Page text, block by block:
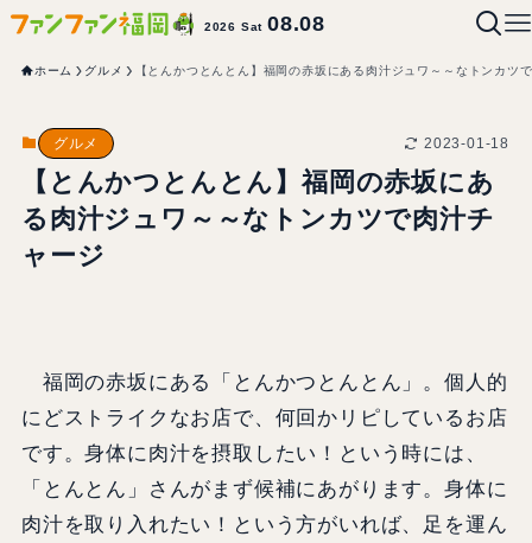
2026 Sat08.08
ホーム グルメ 【とんかつとんとん】福岡の赤坂にある肉汁ジュワ～～なトンカツ
グルメ 2023-01-18
【とんかつとんとん】福岡の赤坂にあ
る肉汁ジュワ～～なトンカツで肉汁チ
ャージ
福岡の赤坂にある「とんかつとんとん」。個人的
にどストライクなお店で、何回かリピしているお店
です。身体に肉汁を摂取したい！という時には、
「とんとん」さんがまず候補にあがります。身体に
肉汁を取り入れたい！という方がいれば、足を運ん